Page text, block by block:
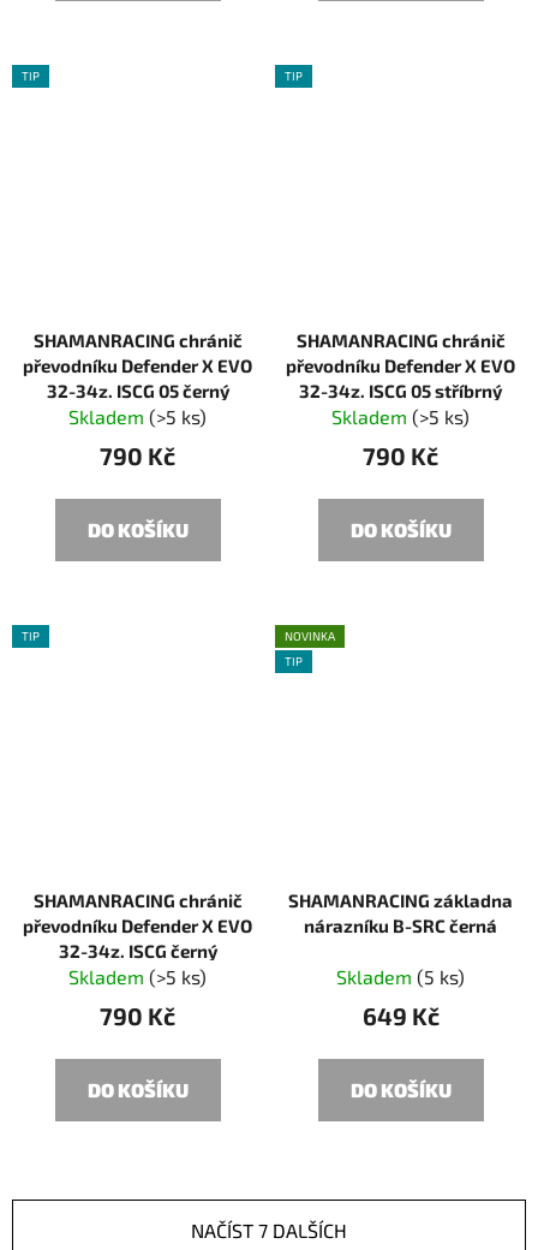
TIP
SHAMANRACING chránič
převodníku Defender X EVO
32-34z. ISCG 05 černý
Skladem (>5 ks)
790 Kč
DO KOŠÍKU
TIP
SHAMANRACING chránič
převodníku Defender X EVO
32-34z. ISCG 05 stříbrný
Skladem (>5 ks)
790 Kč
DO KOŠÍKU
TIP
SHAMANRACING chránič
převodníku Defender X EVO
32-34z. ISCG černý
Skladem (>5 ks)
790 Kč
DO KOŠÍKU
NOVINKA
TIP
SHAMANRACING základna
nárazníku B-SRC černá
Skladem (5 ks)
649 Kč
DO KOŠÍKU
NAČÍST 7 DALŠÍCH